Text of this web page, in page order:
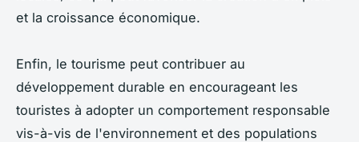
et la croissance économique.
Enfin, le tourisme peut contribuer au
développement durable en encourageant les
touristes à adopter un comportement responsable
vis-à-vis de l'environnement et des populations